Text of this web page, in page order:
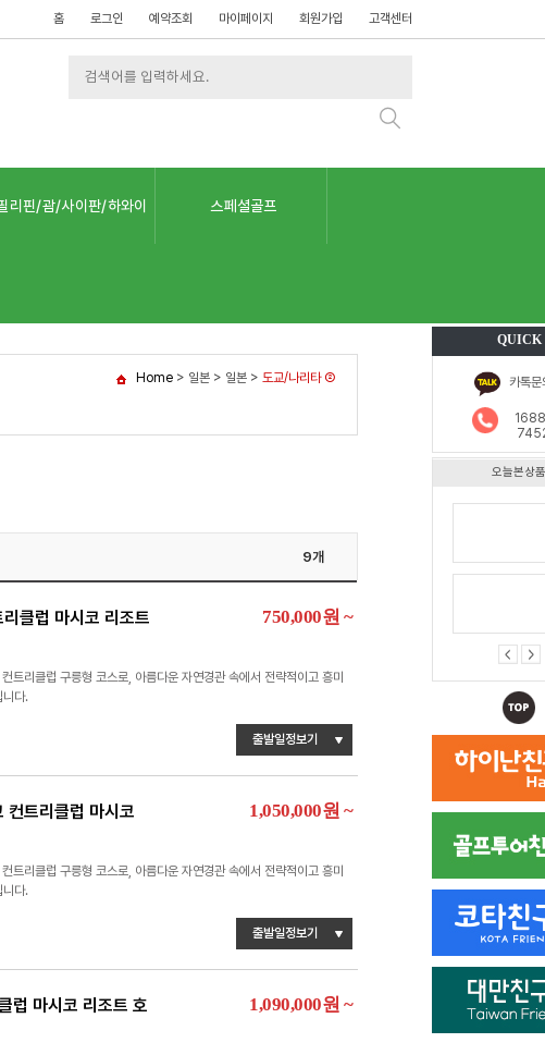
QUICK
카톡문
오늘본상품
홈 로그인 예약조회 마이페이지 회원가입 고객센터
리핀/괌/사이판/하와이 스페셜골프
Home > 일본 > 일본 > 도교/나리타 ②
9개
클럽 마시코 리조트
750,000원 ~
리클럽 구릉형 코스로, 아름다운 자연경관 속에서 전략적이고 흥미
다.
출발일정보기
트리클럽 마시코
1,050,000원 ~
리클럽 구릉형 코스로, 아름다운 자연경관 속에서 전략적이고 흥미
다.
출발일정보기
럽 마시코 리조트 호
1,090,000원 ~